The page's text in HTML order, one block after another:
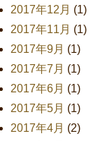
2017年12月 (1)
2017年11月 (1)
2017年9月 (1)
2017年7月 (1)
2017年6月 (1)
2017年5月 (1)
2017年4月 (2)